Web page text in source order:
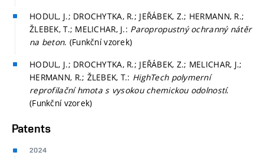
HODUL, J.; DROCHYTKA, R.; JEŘÁBEK, Z.; HERMANN, R.;
ŽLEBEK, T.; MELICHAR, J.: Paropropustný ochranný nátěr
na beton. (Funkční vzorek)
HODUL, J.; DROCHYTKA, R.; JEŘÁBEK, Z.; MELICHAR, J.;
HERMANN, R.; ŽLEBEK, T.: HighTech polymerní
reprofilační hmota s vysokou chemickou odolností.
(Funkční vzorek)
Patents
2024